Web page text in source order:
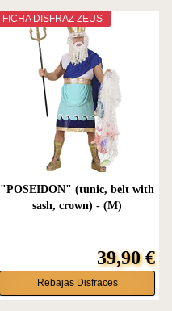
FICHA DISFRAZ ZEUS
"POSEIDON" (tunic, belt with
sash, crown) - (M)
39,90 €
Rebajas Disfraces